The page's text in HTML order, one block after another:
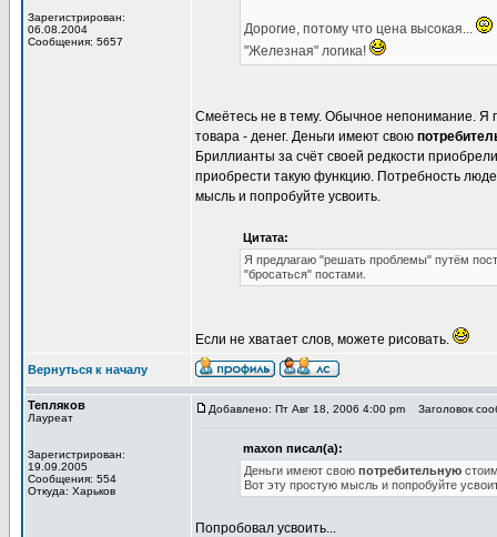
Зарегистрирован:
06.08.2004
Сообщения: 5657
Дорогие, потому что цена высокая...
"Железная" логика!
Смеётесь не в тему. Обычное непонимание. Я
товара - денег. Деньги имеют свою
Бриллианты за счёт своей редкости
приобрести такую функцию. Потребность
мысль и попробуйте усвоить.
Цитата:
Я предлагаю "решать проблемы" путём
"бросаться" постами.
Если не хватает слов, можете рисовать.
Вернуться к началу
Тепляков
Лауреат
Зарегистрирован:
19.09.2005
Сообщения: 554
Откуда: Харьков
Добавлено: Пт Авг 18, 2006 4:00 pm Заголовок
maxon писал(а):
Деньги имеют свою потребительную
Вот эту простую мысль и попробуйте
Попробовал усвоить...